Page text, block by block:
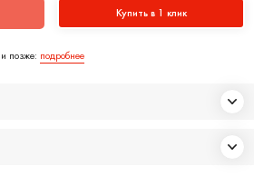
Купить в 1 клик
позже: подробнее